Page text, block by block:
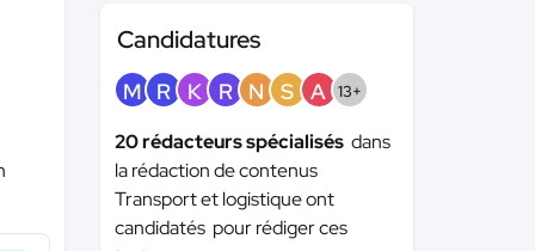
Candidatures
M R K R N S A 13+
20 rédacteurs spécialisés dans
la rédaction de contenus
Transport et logistique ont
candidatés pour rédiger ces